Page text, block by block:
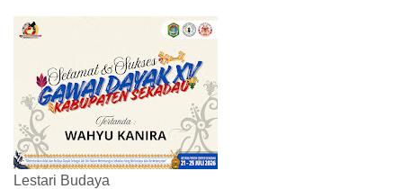
Lestari Budaya